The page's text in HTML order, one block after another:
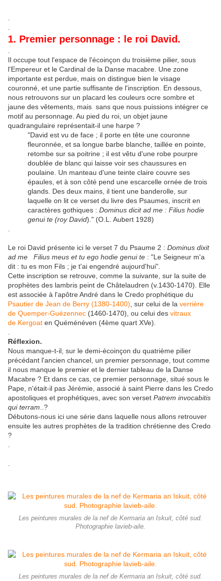
1. Premier personnage : le roi David.
Il occupe tout l'espace de l'écoinçon du troisième pilier, sous
l'Empereur et le Cardinal de la Danse macabre. Une zone
importante est perdue, mais on distingue bien le visage
couronné, et une partie suffisante de l'inscription. En dessous,
nous retrouvons sur un placard les couleurs ocre sombre et
jaune des vêtements, mais sans que nous puissions intégrer ce
motif au personnage. Au pied du roi, un objet jaune
quadrangulaire représentait-il une harpe ?
"David est vu de face ; il porte en tête une couronne
fleuronnée, et sa longue barbe blanche, taillée en pointe,
retombe sur sa poitrine ; il est vêtu d'une robe pourpre
doublée de blanc qui laisse voir ses chaussures en
poulaine. Un manteau d'une teinte claire couvre ses
épaules, et à son côté pend une escarcelle ornée de trois
glands. Des deux mains, il tient une banderolle, sur
laquelle on lit ce verset du livre des Psaumes, inscrit en
caractères gothiques : Dominus dicit ad me : Filius hodie
genui te (roy David)." (O.L. Aubert 1928)
Le roi David présente ici le verset 7 du Psaume 2 : Dominus dixit
ad me Filius meus et tu ego hodie genui te : "Le Seigneur m'a
dit : tu es mon Fils ; je t'ai engendré aujourd'hui".
Cette inscription se retrouve, comme la suivante, sur la suite de
prophètes des lambris peint de Châtelaudren (v.1430-1470). Elle
est associée à l'apôtre André dans le Credo prophétique du
Psautier de Jean de Berry (1380-1400) , sur celui de la verrière
de Quemper-Guézennec (1460-1470), ou celui des vitraux
de Kergoat en Quéménéven (4ème quart XVe).
Réflexion.
Nous manque-t-il, sur le demi-écoinçon du quatrième pilier
précédant l'ancien chancel, un premier personnage, tout comme
il nous manque le premier et le dernier tableau de la Danse
Macabre ? Et dans ce cas, ce premier personnage, situé sous le
Pape, n'était-il pas Jérémie, associé à saint Pierre dans les Credo
apostoliques et prophétiques, avec son verset Patrem invocabitis
qui terram ..?
Débutons-nous ici une série dans laquelle nous allons retrouver
ensuite les autres prophètes de la tradition chrétienne des Credo
?
Les peintures murales de la nef de Kermaria an Iskuit, côté sud.
Photographie lavieb-aile.
Les peintures murales de la nef de Kermaria an Iskuit, côté sud.